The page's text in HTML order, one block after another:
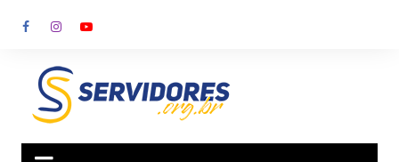
para
conteúdo